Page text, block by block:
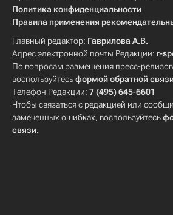
Политика конфиденциальности
Правила применения
Главный редактор: Гаврилова А.В.
Адрес электронной почты Редакции: r-
По вопросам размещения пресс-
воспользуйтесьформой обратной
Телефон Редакции: 7 (495) 645-6601
Чтобы связаться с редакцией или
замеченных ошибках, воспользуйтесь
связи.